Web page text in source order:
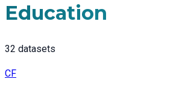
Education
32 datasets
CF